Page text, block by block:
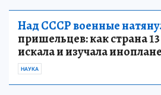
Над СССР военные
пришельцев: как страна
искала и изучала
НАУКА